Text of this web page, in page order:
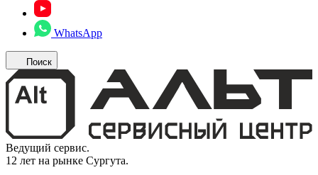
WhatsApp
Поиск
Ведущий сервис.
12 лет на рынке Сургута.